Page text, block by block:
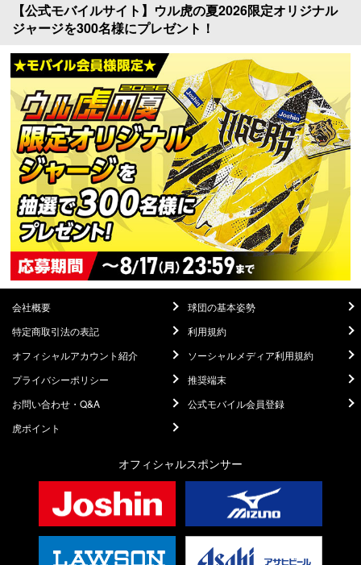
【公式モバイルサイト】ウル虎の夏2026限定オリジナル
ジャージを300名様にプレゼント！
会社概要
球団の基本姿勢
特定商取引法の表記
利用規約
オフィシャルアカウント紹介
ソーシャルメディア利用規約
プライバシーポリシー
推奨端末
お問い合わせ・Q&A
公式モバイル会員登録
虎ポイント
オフィシャルスポンサー